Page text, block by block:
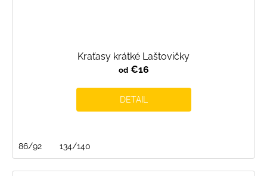
Kraťasy krátké Laštovičky
od€16
DETAIL
86/92 134/140